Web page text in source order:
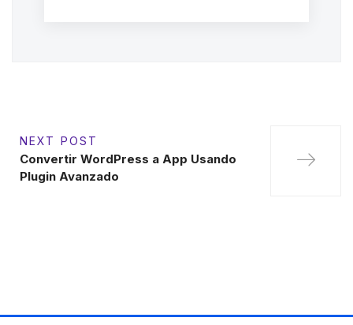
NEXT POST
Convertir WordPress a App Usando
Plugin Avanzado